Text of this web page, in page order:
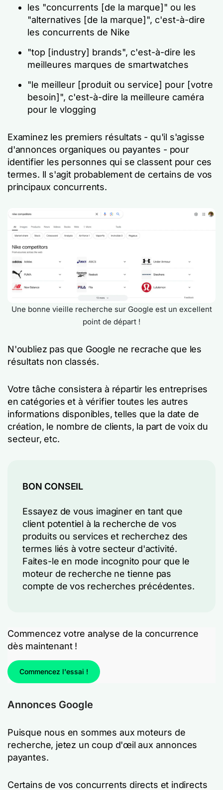
les "concurrents [de la marque]" ou les
"alternatives [de la marque]", c'est-à-dire
les concurrents de Nike
"top [industry] brands", c'est-à-dire les
meilleures marques de smartwatches
"le meilleur [produit ou service] pour [votre
besoin]", c'est-à-dire la meilleure caméra
pour le vlogging
Examinez les premiers résultats - qu'il s'agisse
d'annonces organiques ou payantes - pour
identifier les personnes qui se classent pour ces
termes. Il s'agit probablement de certains de vos
principaux concurrents.
Une bonne vieille recherche sur Google est un excellent
point de départ !
N'oubliez pas que Google ne recrache que les
résultats non classés.
Votre tâche consistera à répartir les entreprises
en catégories et à vérifier toutes les autres
informations disponibles, telles que la date de
création, le nombre de clients, la part de voix du
secteur, etc.
BON CONSEIL
Essayez de vous imaginer en tant que
client potentiel à la recherche de vos
produits ou services et recherchez des
termes liés à votre secteur d'activité.
Faites-le en mode incognito pour que le
moteur de recherche ne tienne pas
compte de vos recherches précédentes.
Commencez votre analyse de la concurrence
dès maintenant !
Commencez l'essai !
Annonces Google
Puisque nous en sommes aux moteurs de
recherche, jetez un coup d'œil aux annonces
payantes.
Certains de vos concurrents directs et indirects